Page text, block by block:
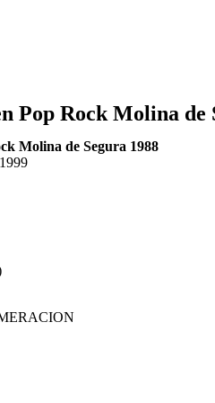
Pop Rock Molina de
Molina de Segura 1988